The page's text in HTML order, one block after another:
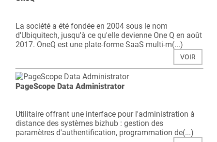
La société a été fondée en 2004 sous le nom
d'Ubiquitech, jusqu'à ce qu'elle devienne One Q en août
2017. OneQ est une plate-forme SaaS multi-m(...)
VOIR
PageScope Data Administrator
Utilitaire offrant une interface pour l'administration à
distance des systèmes bizhub : gestion des
paramètres d'authentification, programmation de(...)